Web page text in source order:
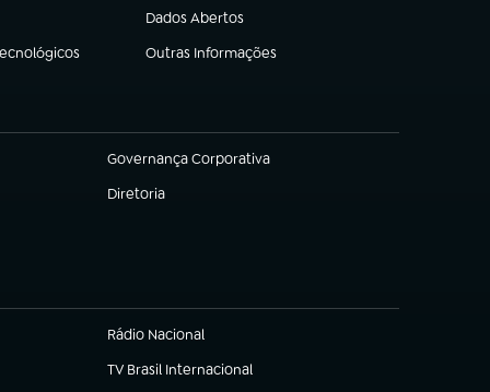
Dados Abertos
(abre em nova aba)
Outras Informações
(abre em nova aba)
Governança Corporativa
(abre em nova aba)
Diretoria
(abre em nova aba)
Rádio Nacional
TV Brasil Internacional
(abre em nova aba)